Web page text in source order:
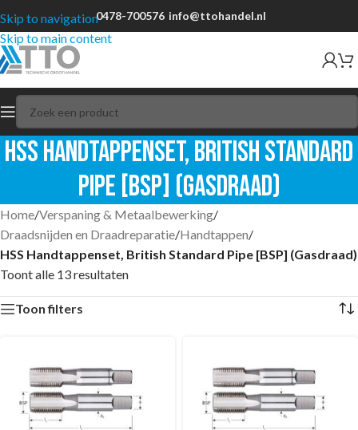
Skip to navigation
Skip to main content
0478-700576 info@ttohandel.nl
HSS Handtappenset, British Standard
Pipe [BSP] (Gasdraad)
Home/Verspaning & Metaalbewerking/
Draadsnijden en Draadreparatie/Handtappen/
HSS Handtappenset, British Standard Pipe [BSP] (Gasdraad)
Toont alle 13 resultaten
Toon filters